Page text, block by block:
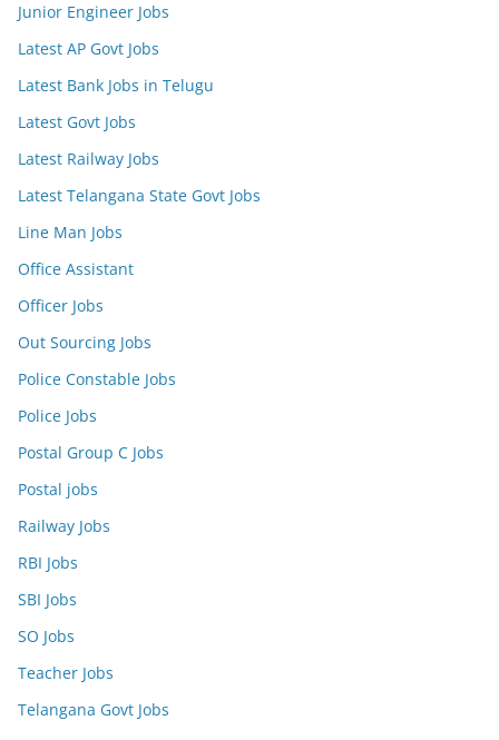
Junior Engineer Jobs
Latest AP Govt Jobs
Latest Bank Jobs in Telugu
Latest Govt Jobs
Latest Railway Jobs
Latest Telangana State Govt Jobs
Line Man Jobs
Office Assistant
Officer Jobs
Out Sourcing Jobs
Police Constable Jobs
Police Jobs
Postal Group C Jobs
Postal jobs
Railway Jobs
RBI Jobs
SBI Jobs
SO Jobs
Teacher Jobs
Telangana Govt Jobs